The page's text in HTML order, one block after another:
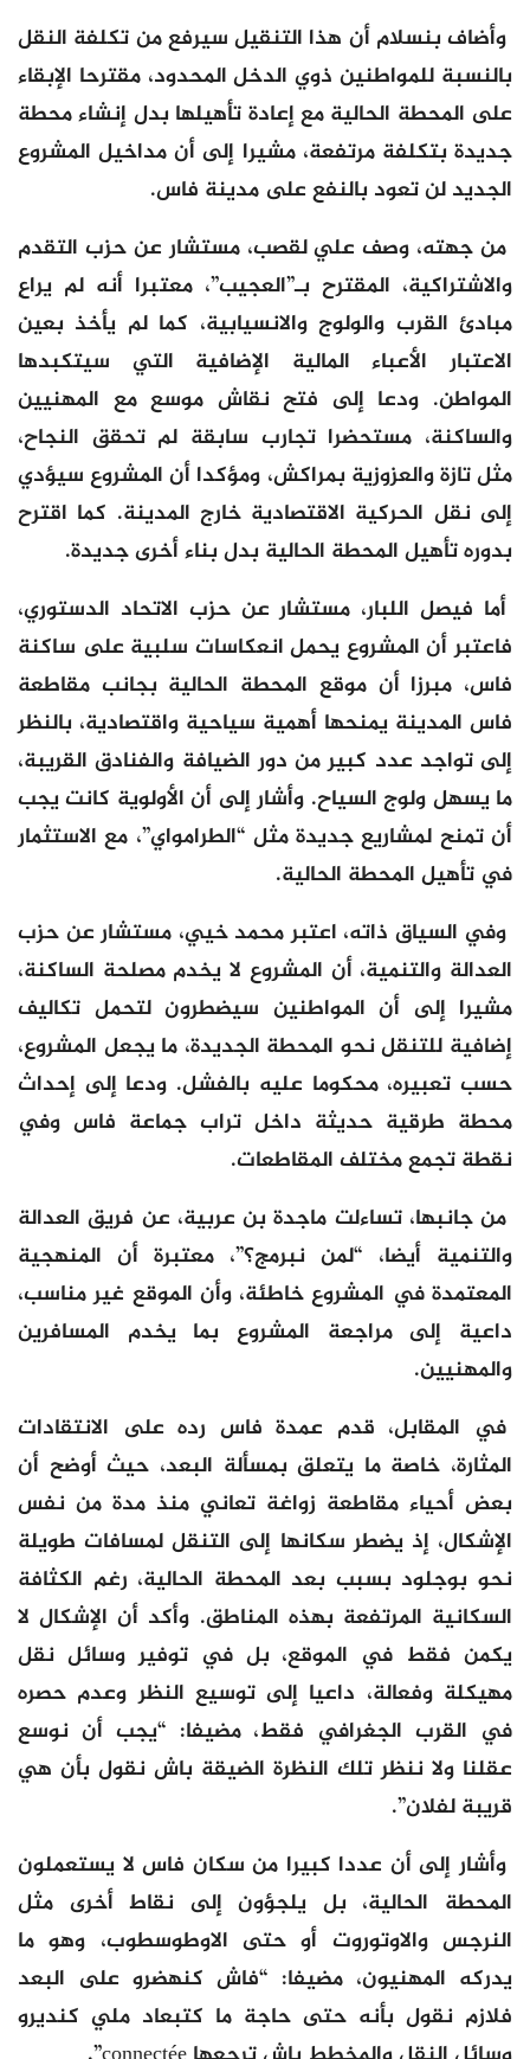
وأضاف بنسلام أن هذا التنقيل سيرفع من تكلفة النقل
بالنسبة للمواطنين ذوي الدخل المحدود، مقترحا الإبقاء
على المحطة الحالية مع إعادة تأهيلها بدل إنشاء محطة
جديدة بتكلفة مرتفعة، مشيرا إلى أن مداخيل المشروع
الجديد لن تعود بالنفع على مدينة فاس.
من جهته، وصف علي لقصب، مستشار عن حزب التقدم
والاشتراكية، المقترح بـ”العجيب”، معتبرا أنه لم يراعِ
مبادئ القرب والولوج والانسيابية، كما لم يأخذ بعين
الاعتبار الأعباء المالية الإضافية التي سيتكبدها
المواطن. ودعا إلى فتح نقاش موسع مع المهنيين
والساكنة، مستحضرا تجارب سابقة لم تحقق النجاح،
مثل تازة والعزوزية بمراكش، ومؤكدا أن المشروع سيؤدي
إلى نقل الحركية الاقتصادية خارج المدينة. كما اقترح
بدوره تأهيل المحطة الحالية بدل بناء أخرى جديدة.
أما فيصل اللبار، مستشار عن حزب الاتحاد الدستوري،
فاعتبر أن المشروع يحمل انعكاسات سلبية على ساكنة
فاس، مبرزا أن موقع المحطة الحالية بجانب مقاطعة
فاس المدينة يمنحها أهمية سياحية واقتصادية، بالنظر
إلى تواجد عدد كبير من دور الضيافة والفنادق القريبة،
ما يسهل ولوج السياح. وأشار إلى أن الأولوية كانت يجب
أن تمنح لمشاريع جديدة مثل “الطرامواي”، مع الاستثمار
في تأهيل المحطة الحالية.
وفي السياق ذاته، اعتبر محمد خيي، مستشار عن حزب
العدالة والتنمية، أن المشروع لا يخدم مصلحة الساكنة،
مشيرا إلى أن المواطنين سيضطرون لتحمل تكاليف
إضافية للتنقل نحو المحطة الجديدة، ما يجعل المشروع،
حسب تعبيره، محكوما عليه بالفشل. ودعا إلى إحداث
محطة طرقية حديثة داخل تراب جماعة فاس وفي
نقطة تجمع مختلف المقاطعات.
من جانبها، تساءلت ماجدة بن عربية، عن فريق العدالة
والتنمية أيضا، “لمن نبرمج؟”، معتبرة أن المنهجية
المعتمدة في المشروع خاطئة، وأن الموقع غير مناسب،
داعية إلى مراجعة المشروع بما يخدم المسافرين
والمهنيين.
في المقابل، قدم عمدة فاس رده على الانتقادات
المثارة، خاصة ما يتعلق بمسألة البعد، حيث أوضح أن
بعض أحياء مقاطعة زواغة تعاني منذ مدة من نفس
الإشكال، إذ يضطر سكانها إلى التنقل لمسافات طويلة
نحو بوجلود بسبب بعد المحطة الحالية، رغم الكثافة
السكانية المرتفعة بهذه المناطق. وأكد أن الإشكال لا
يكمن فقط في الموقع، بل في توفير وسائل نقل
مهيكلة وفعالة، داعيا إلى توسيع النظر وعدم حصره
في القرب الجغرافي فقط، مضيفا: “يجب أن نوسع
عقلنا ولا ننظر تلك النظرة الضيقة باش نقول بأن هي
قريبة لفلان”.
وأشار إلى أن عددا كبيرا من سكان فاس لا يستعملون
المحطة الحالية، بل يلجؤون إلى نقاط أخرى مثل
النرجس والاوتوروت أو حتى الاوطوسطوب، وهو ما
يدركه المهنيون، مضيفا: “فاش كنهضرو على البعد
فلازم نقول بأنه حتى حاجة ما كتبعاد ملي كنديرو